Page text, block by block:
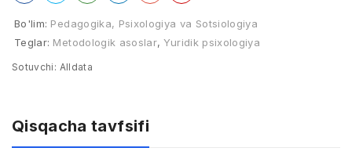
Bo'lim: Pedagogika, Psixologiya va Sotsiologiya
Teglar: Metodologik asoslar, Yuridik psixologiya
Sotuvchi: Alldata
Qisqacha tavfsifi